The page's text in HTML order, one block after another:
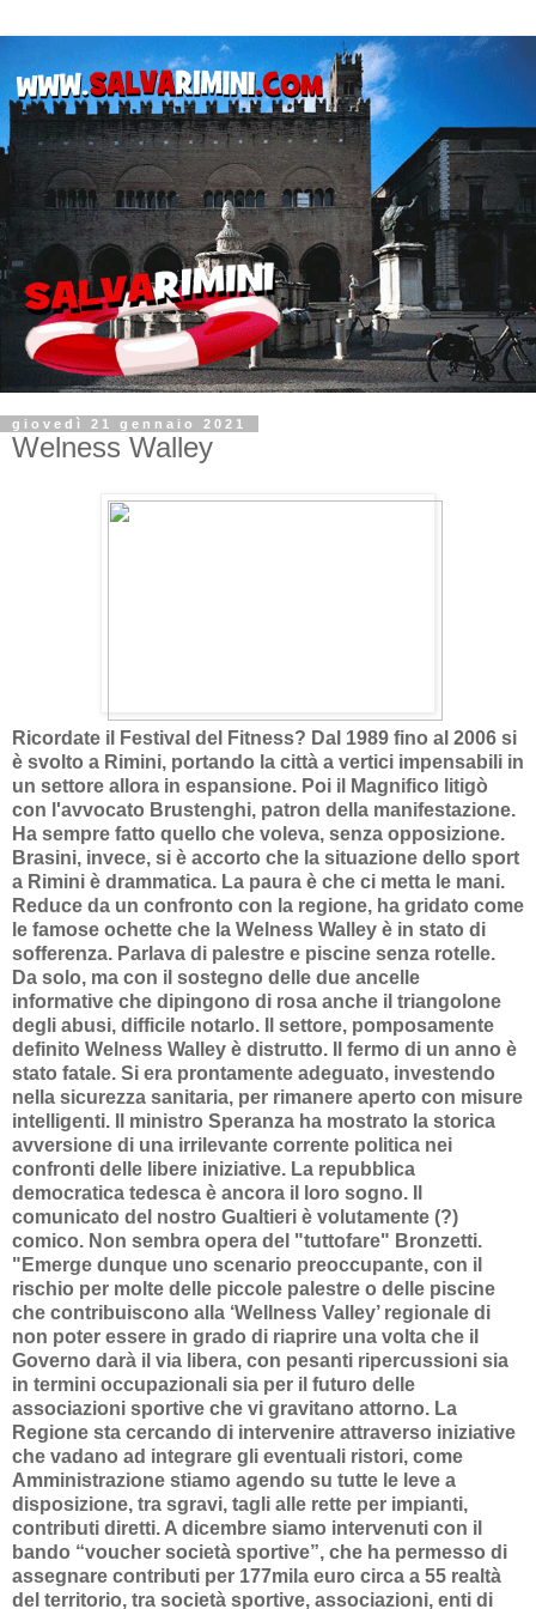
giovedì 21 gennaio 2021
Welness Walley
Ricordate il Festival del Fitness? Dal 1989 fino al 2006 si
è svolto a Rimini, portando la città a vertici impensabili in
un settore allora in espansione. Poi il Magnifico litigò
con l'avvocato Brustenghi, patron della manifestazione.
Ha sempre fatto quello che voleva, senza opposizione.
Brasini, invece, si è accorto che la situazione dello sport
a Rimini è drammatica. La paura è che ci metta le mani.
Reduce da un confronto con la regione, ha gridato come
le famose ochette che la Welness Walley è in stato di
sofferenza. Parlava di palestre e piscine senza rotelle.
Da solo, ma con il sostegno delle due ancelle
informative che dipingono di rosa anche il triangolone
degli abusi, difficile notarlo. Il settore, pomposamente
definito Welness Walley è distrutto. Il fermo di un anno è
stato fatale. Si era prontamente adeguato, investendo
nella sicurezza sanitaria, per rimanere aperto con misure
intelligenti. Il ministro Speranza ha mostrato la storica
avversione di una irrilevante corrente politica nei
confronti delle libere iniziative. La repubblica
democratica tedesca è ancora il loro sogno. Il
comunicato del nostro Gualtieri è volutamente (?)
comico. Non sembra opera del "tuttofare" Bronzetti.
"Emerge dunque uno scenario preoccupante, con il
rischio per molte delle piccole palestre o delle piscine
che contribuiscono alla ‘Wellness Valley’ regionale di
non poter essere in grado di riaprire una volta che il
Governo darà il via libera, con pesanti ripercussioni sia
in termini occupazionali sia per il futuro delle
associazioni sportive che vi gravitano attorno. La
Regione sta cercando di intervenire attraverso iniziative
che vadano ad integrare gli eventuali ristori, come
Amministrazione stiamo agendo su tutte le leve a
disposizione, tra sgravi, tagli alle rette per impianti,
contributi diretti. A dicembre siamo intervenuti con il
bando “voucher società sportive”, che ha permesso di
assegnare contributi per 177mila euro circa a 55 realtà
del territorio, tra società sportive, associazioni, enti di